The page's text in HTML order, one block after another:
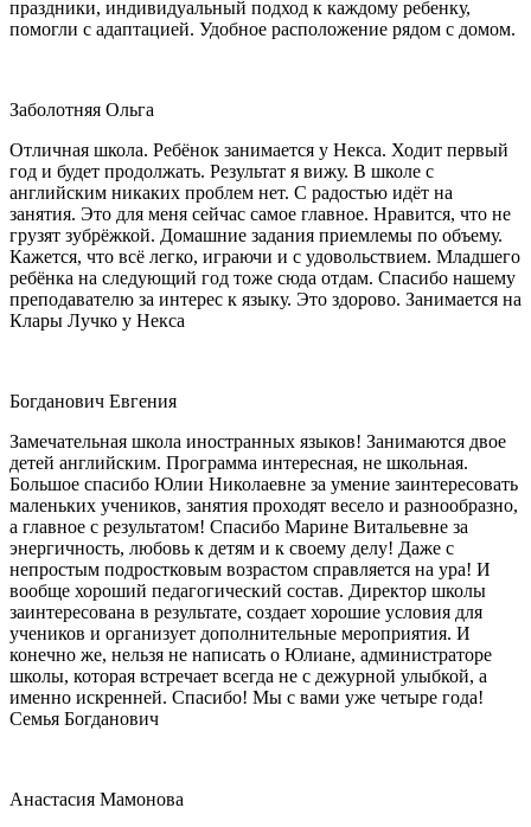
праздники, индивидуальный подход к каждому ребенку,
помогли с адаптацией. Удобное расположение рядом с домом.
Заболотняя Ольга
Отличная школа. Ребёнок занимается у Некса. Ходит первый
год и будет продолжать. Результат я вижу. В школе с
английским никаких проблем нет. С радостью идёт на
занятия. Это для меня сейчас самое главное. Нравится, что не
грузят зубрёжкой. Домашние задания приемлемы по объему.
Кажется, что всё легко, играючи и с удовольствием. Младшего
ребёнка на следующий год тоже сюда отдам. Спасибо нашему
преподавателю за интерес к языку. Это здорово. Занимается на
Клары Лучко у Некса
Богданович Евгения
Замечательная школа иностранных языков! Занимаются двое
детей английским. Программа интересная, не школьная.
Большое спасибо Юлии Николаевне за умение заинтересовать
маленьких учеников, занятия проходят весело и разнообразно,
а главное с результатом! Спасибо Марине Витальевне за
энергичность, любовь к детям и к своему делу! Даже с
непростым подростковым возрастом справляется на ура! И
вообще хороший педагогический состав. Директор школы
заинтересована в результате, создает хорошие условия для
учеников и организует дополнительные мероприятия. И
конечно же, нельзя не написать о Юлиане, администраторе
школы, которая встречает всегда не с дежурной улыбкой, а
именно искренней. Спасибо! Мы с вами уже четыре года!
Семья Богданович
Анастасия Мамонова